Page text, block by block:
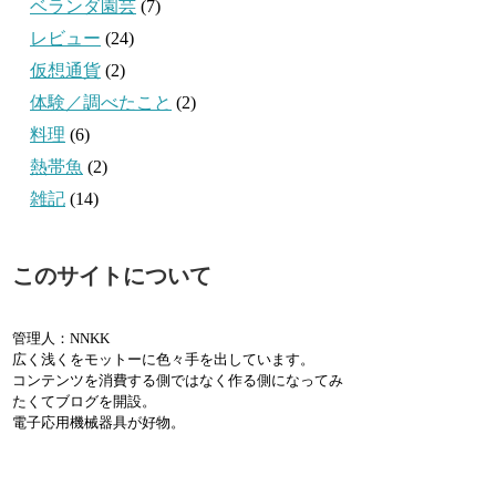
ベランダ園芸 (7)
レビュー (24)
仮想通貨 (2)
体験／調べたこと (2)
料理 (6)
熱帯魚 (2)
雑記 (14)
このサイトについて
管理人：NNKK
広く浅くをモットーに色々手を出しています。
コンテンツを消費する側ではなく作る側になってみ
たくてブログを開設。
電子応用機械器具が好物。